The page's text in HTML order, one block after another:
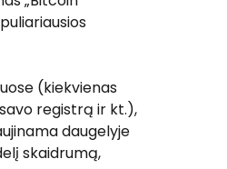
(kiekvienas
registrą ir kt.),
daugelyje
skaidrumą,